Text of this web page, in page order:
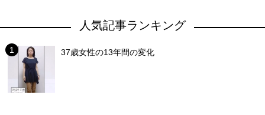
人気記事ランキング
37歳女性の13年間の変化